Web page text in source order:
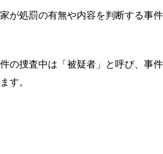
が処罰の有無や内容を判断する事
の捜査中は「被疑者」と呼び、事
す。